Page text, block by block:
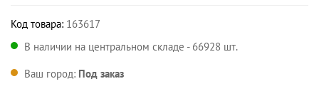
Код товара: 163617
В наличии на центральном складе - 66928 шт.
Ваш город: Под заказ